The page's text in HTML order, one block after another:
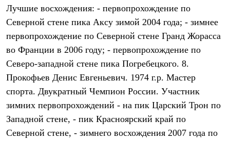
Городские
Аксессуары для рюкзаков
Спальные мешки
Пуховые
Комбинированные
С синтетическим утеплителем
Аксессуары для спальников
Сумки и баулы
Баулы
Кошельки
Сумки
Гермомешки
Полезные аксессуары
Книги
Лучшие восхождения: - первопрохождение по
Северной стене пика Аксу зимой 2004 года; - зимнее
первопрохождение по Северной стене Гранд Жорасса
во Франции в 2006 году; - первопрохождение по
Северо-западной стене пика Погребецкого. 8.
Прокофьев Денис Евгеньевич. 1974 г.р. Мастер
спорта. Двукратный Чемпион России. Участник
зимних первопрохождений - на пик Царский Трон по
Западной стене, - пик Красноярский край по
Северной стене, - зимнего восхождения 2007 года по